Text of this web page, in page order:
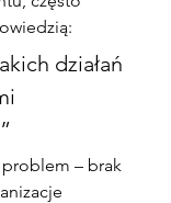
działań
problem – brak